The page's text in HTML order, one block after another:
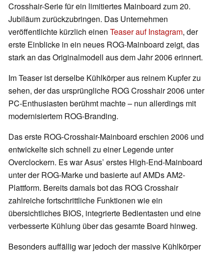
Crosshair-Serie für ein limitiertes Mainboard zum 20.
Jubiläum zurückzubringen. Das Unternehmen
veröffentlichte kürzlich einen Teaser auf Instagram, der
erste Einblicke in ein neues ROG-Mainboard zeigt, das
stark an das Originalmodell aus dem Jahr 2006 erinnert.
Im Teaser ist derselbe Kühlkörper aus reinem Kupfer zu
sehen, der das ursprüngliche ROG Crosshair 2006 unter
PC-Enthusiasten berühmt machte – nun allerdings mit
modernisiertem ROG-Branding.
Das erste ROG-Crosshair-Mainboard erschien 2006 und
entwickelte sich schnell zu einer Legende unter
Overclockern. Es war Asus’ erstes High-End-Mainboard
unter der ROG-Marke und basierte auf AMDs AM2-
Plattform. Bereits damals bot das ROG Crosshair
zahlreiche fortschrittliche Funktionen wie ein
übersichtliches BIOS, integrierte Bedientasten und eine
verbesserte Kühlung über das gesamte Board hinweg.
Besonders auffällig war jedoch der massive Kühlkörper